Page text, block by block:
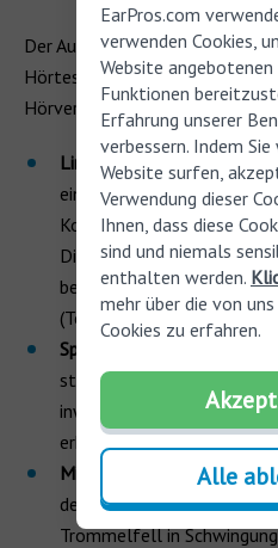
Der Audiologe kann einen
Hörtests durchführen, wenn
Hörverlust vorliegt:
Liminal-Tonal-Audiometrie
einem Raum mit
Kopfhörer und hört den
Dieser Test hilft dabei,
bestimmen, den Sie bei
(Tönen) wahrnehmen
Sprachtest
: Die Person
stiller als auch in lauter
inwieweit sie in der Lage
erkennen.
Mittelohruntersuchung :
der Audiologe den
Trommelfell in
EarPros.com
verwenden Cookies,
Website
Funktionen
Erfahrung unserer
verbessern. Indem
Website surfen,
Verwendung dieser
Ihnen, dass diese
sind und niemals
enthalten werden.
mehr über die von
Cookies zu erfahren.
Alle